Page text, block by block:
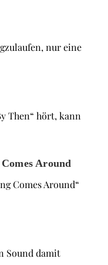
nur eine
Then“ hört, kann
Around
Comes Around“
Sound damit